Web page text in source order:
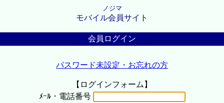
ノジマ
モバイル会員サイト
会員ログイン
パスワード未設定・お忘れの方
【ログインフォーム】
ﾒｰﾙ・電話番号